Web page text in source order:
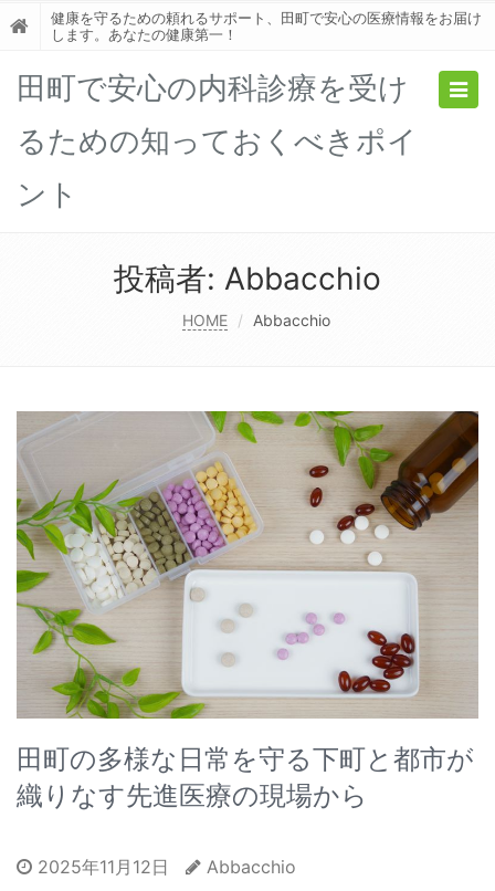
健康を守るための頼れるサポート、田町で安心の医療情報をお届け
します。あなたの健康第一！
田町で安心の内科診療を受け
るための知っておくべきポイ
ント
投稿者: Abbacchio
HOME Abbacchio
田町の多様な日常を守る下町と都市が
織りなす先進医療の現場から
2025年11月12日
Abbacchio